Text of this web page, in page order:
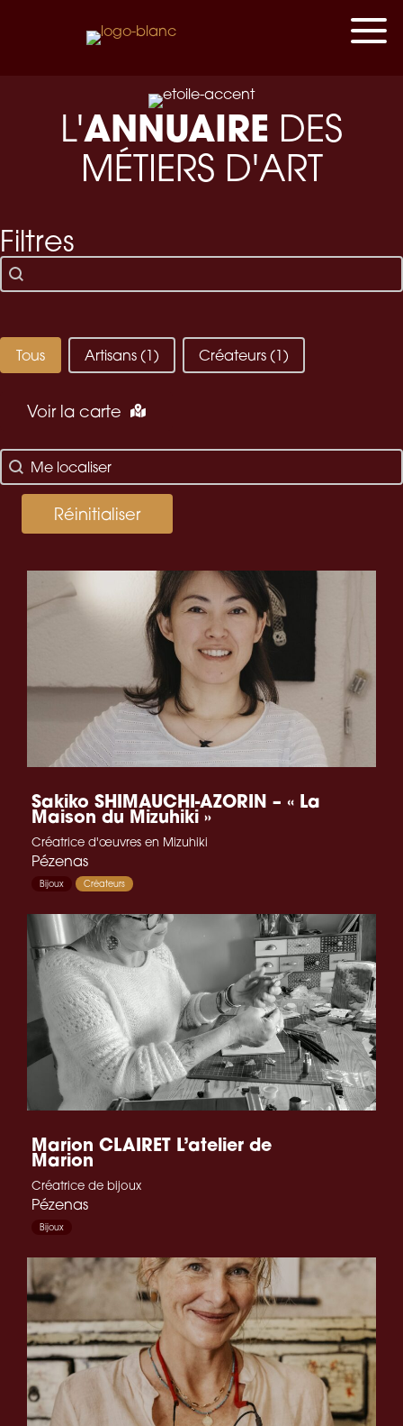
L'ANNUAIRE DES
MÉTIERS D'ART
Filtres
Recherche texte
Rechercher
annuaire createur - artisan
Tous Artisans (1) Créateurs (1)
Voir la carte
localisez-moi
Géolocalisation
Réinitialiser
Sakiko SHIMAUCHI-AZORIN – « La
Maison du Mizuhiki »
Créatrice d'œuvres en Mizuhiki
Pézenas
Bijoux Créateurs
Marion CLAIRET L’atelier de
Marion
Créatrice de bijoux
Pézenas
Bijoux